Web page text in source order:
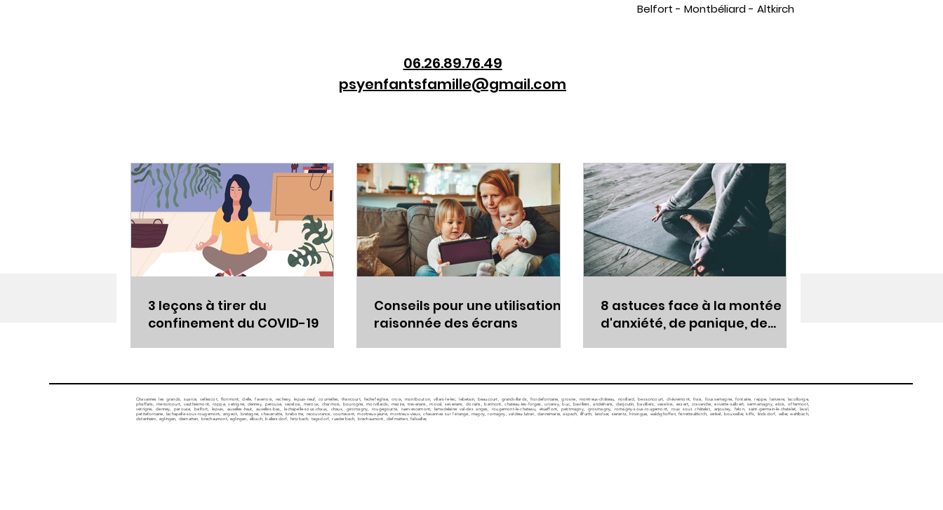
Belfort - Montbéliard - Altkirch
06.26.89.76.49
psyenfantsfamille@gmail.com
Wix.com
3 leçons à tirer du
confinement du COVID-19
Conseils pour une utilisation
raisonnée des écrans
8 astuces face à la montée
d'anxiété, de panique, de
Chavannes les grands, suarce, vellescot, florimont, delle, faverrois, rechesy, lepuix-neuf, cournelles, thancourt, fechel'église, croix, montbouton, villars-le-lec, lebetain, beaucourt, grandvillards, froidefontaine, grosne, montreux-château, novillard, bessoncourt, chèvremont, frais, foussemagne, fontaine, reppe, lariviere, lacollonge,
phaffans, menoncourt, vauthiermont, roppe, vetrigne, denney, perouse, vezelois, meroux, charmois, bourogne, morvillards, mezire, trevenans, moval, sevenans, dorains, bermont, chateau-les-forges, urcerey, buc, bavilliers, andelnans, danjoutin, bavilliers, vezelois, essert, cravanche, evvette-salbert, sermamagny, elois, offermont,
vetrigne, denney, perouse, belfort, lepuix, auxelles-haut, auxelles-bas, lachapelle-sous-chaux, chaux, giromagny, rougegoutte, ruervescemont, lamadeleine val-des anges, rougemont-le-chateau, etueffont, petitmagny, grosmagny, romagny-sous-rougemont, roux sous châtelet, anjoutey, felon, saint-germain-le-chatelet, laval,
petitefontaine, lachapelle-sous-rougemont, angeot, bretagne, chavanatte, brebotte, recouvrance, courtevant, montreux-jeune, montreux-vieux, chavannes sur l'étange, magny, romagny, valdieu-lutran, dannemarie, aspach, illfurth, landser, sierentz, hirsingue, waldighoffen, ferrettealtkirch, winkel, bouxwiller, kiffs, lindsdorf, willer, wahlbach,
didenheim, eglingen, diematten, brechaumont, eglingen, elbach, ballersdorf, hirtzbach, tagsdorf, ruederbach, brechaumont, diefmatten, falkwiller,